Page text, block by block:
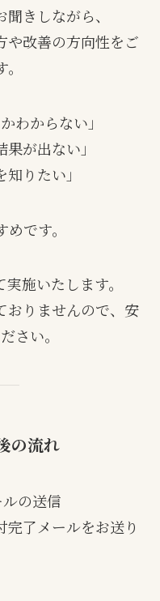
きしながら、
や改善の方向性をご
わからない」
果が出ない」
知りたい」
です。
施いたします。
おりませんので、安
さい。
の流れ
の送信
了メールをお送り